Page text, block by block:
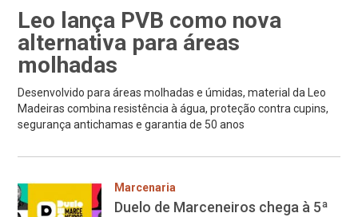
Leo lança PVB como nova
alternativa para áreas
molhadas
Desenvolvido para áreas molhadas e úmidas, material da Leo
Madeiras combina resistência à água, proteção contra cupins,
segurança antichamas e garantia de 50 anos
Marcenaria
Duelo de Marceneiros chega à 5ª